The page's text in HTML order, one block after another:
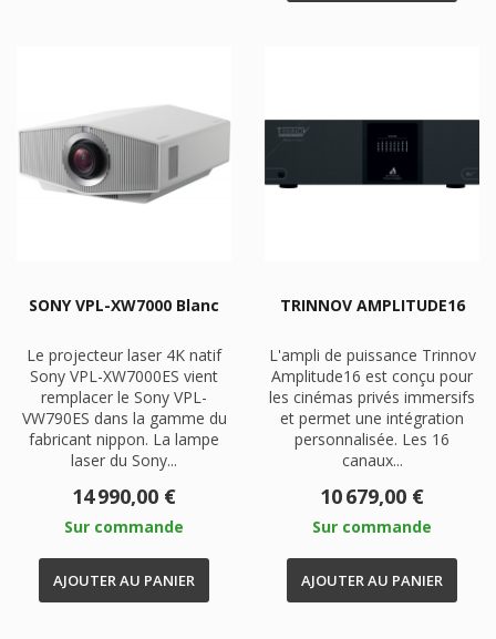
SONY VPL-XW7000 Blanc
Le projecteur laser 4K natif
Sony VPL-XW7000ES vient
remplacer le Sony VPL-
VW790ES dans la gamme du
fabricant nippon. La lampe
laser du Sony...
Prix
14 990,00 €
Sur commande
AJOUTER AU PANIER
TRINNOV AMPLITUDE16
L'ampli de puissance Trinnov
Amplitude16 est conçu pour
les cinémas privés immersifs
et permet une intégration
personnalisée. Les 16
canaux...
Prix
10 679,00 €
Sur commande
AJOUTER AU PANIER